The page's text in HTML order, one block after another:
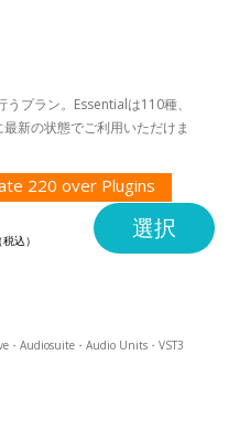
プラン。Essentialは110種、
新の状態でご利用いただけま
220 over Plugins
選択
・Audiosuite・Audio Units・VST3